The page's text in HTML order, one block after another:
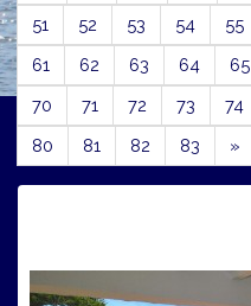
51
52 53 54 55
61
62 63 64 65
70
71 72 73 74
80
81 82 83 »